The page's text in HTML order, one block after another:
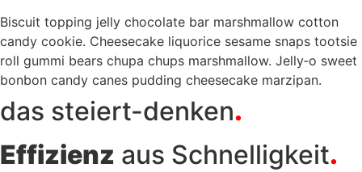
Bis­cuit top­ping jel­ly cho­co­la­te bar marsh­mal­low cot­ton
can­dy coo­kie. Cheeseca­ke liquo­ri­ce sesa­me snaps toot­sie
roll gum­mi bears chu­pa chups marsh­mal­low. Jelly‑o sweet
bon­bon can­dy canes pud­ding cheeseca­ke mar­zi­pan.
das stei­ert-den­ken.
Effi­zi­enz aus Schnel­lig­keit.